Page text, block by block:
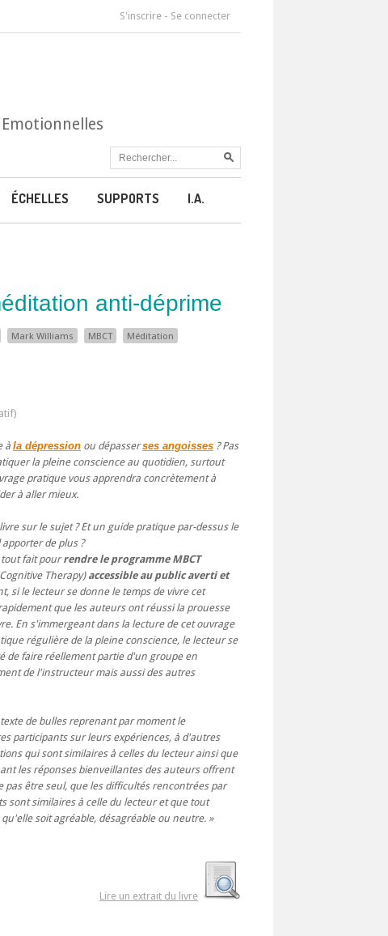
S'inscrire - Se connecter
ÉCHELLES SUPPORTS I.A.
anti-déprime
Mark Williams MBCT
Méditation
à la dépression ou dépasserses angoisses ? Pas
la pleine conscience au quotidien, surtout
pratique vous apprendra concrètement à
à aller mieux.
sur le sujet ? Et un guide pratique par-dessus le
de plus ?
tout fait pourrendre le programme MBCT
Therapy) accessible au public averti et
si le lecteur se donne le temps de vivre cet
que les auteurs ont réussi la prouesse
En s'immergeant dans la lecture de cet ouvrage
régulière de la pleine conscience, le lecteur se
de faire réellement partie d'un groupe en
de l'instructeur mais aussi des autres
de bulles reprenant par moment le
participants sur leurs expériences, à d'autres
qui sont similaires à celles du lecteur ainsi que
les réponses bienveillantes des auteurs offrent
pas être seul, que les difficultés rencontrées par
sont similaires à celle du lecteur et que tout
soit agréable, désagréable ou neutre.
Lire un extrait du livre